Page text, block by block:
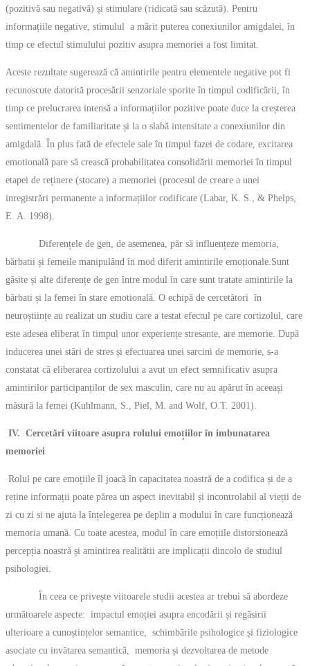
(pozitivă sau negativă) și stimulare (ridicată sau scăzută). Pentru
informațiile negative, stimulul a mărit puterea conexiunilor amigdalei, în
timp ce efectul stimulului pozitiv asupra memoriei a fost limitat.
Aceste rezultate sugerează că amintirile pentru elementele negative pot fi
recunoscute datorită procesării senzoriale sporite în timpul codificării, în
timp ce prelucrarea intensă a informațiilor pozitive poate duce la creșterea
sentimentelor de familiaritate și la o slabă intensitate a conexiunilor din
amigdală. În plus fată de efectele sale în timpul fazei de codare, excitarea
emotională pare să crească probabilitatea consolidării memoriei în timpul
etapei de reținere (stocare) a memoriei (procesul de creare a unei
inregistrări permanente a informațiilor codificate (Labar, K. S., & Phelps,
E. A. 1998).
Diferențele de gen, de asemenea, păr să influențeze memoria,
bărbatii și femeile manipulând în mod diferit amintirile emoționale.Sunt
găsite și alte diferențe de gen între modul în care sunt tratate amintirile la
bărbati și la femei în stare emotională. O echipă de cercetători în
neuroștiințe au realizat un studiu care a testat efectul pe care cortizolul, care
este adesea eliberat în timpul unor experiențe stresante, are memorie. După
inducerea unei stări de stres și efectuarea unei sarcini de memorie, s-a
constatat că eliberarea cortizolului a avut un efect semnificativ asupra
amintirilor participanților de sex masculin, care nu au apărut în aceeași
măsură la femei (Kuhlmann, S., Piel, M. and Wolf, O.T. 2001).
IV. Cercetări viitoare asupra rolului emoțiilor în imbunatarea
memoriei
Rolul pe care emoțiile îl joacă în capacitatea noastră de a codifica și de a
reține informații poate părea un aspect inevitabil și incontrolabil al vieții de
zi cu zi si ne ajuta la înțelegerea pe deplin a modului în care funcționează
memoria umană. Cu toate acestea, modul în care emoțiile distorsionează
percepția noastră și amintirea realitătii are implicații dincolo de studiul
psihologiei.
În ceea ce privește viitoarele studii acestea ar trebui să abordeze
următoarele aspecte: impactul emoției asupra encodării și regăsirii
ulterioare a cunoștințelor semantice, schimbările psihologice și fiziologice
asociate cu invătarea semantică, memoria și dezvoltarea de metode